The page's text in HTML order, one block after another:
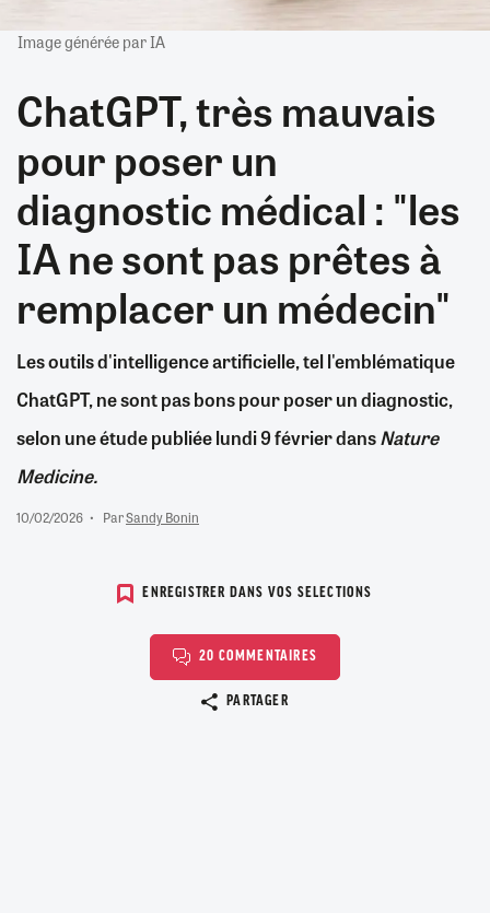
Image générée par IA
ChatGPT, très mauvais
pour poser un
diagnostic médical : "les
IA ne sont pas prêtes à
remplacer un médecin"
Les outils d'intelligence artificielle, tel l'emblématique
ChatGPT, ne sont pas bons pour poser un diagnostic,
selon une étude publiée lundi 9 février dansNature
Medicine.
10/02/2026 ParSandy Bonin
ENREGISTRER DANS VOS SELECTIONS
20 COMMENTAIRES
PARTAGER